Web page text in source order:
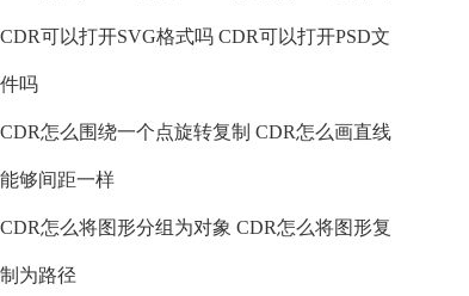
CDR可以打开SVG格式吗 CDR可以打开PSD文
件吗
CDR怎么围绕一个点旋转复制 CDR怎么画直线
能够间距一样
CDR怎么将图形分组为对象 CDR怎么将图形复
制为路径